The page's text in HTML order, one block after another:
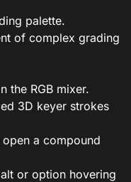
palette.
of complex grading
the RGB mixer.
3D keyer strokes
a compound
or option hovering